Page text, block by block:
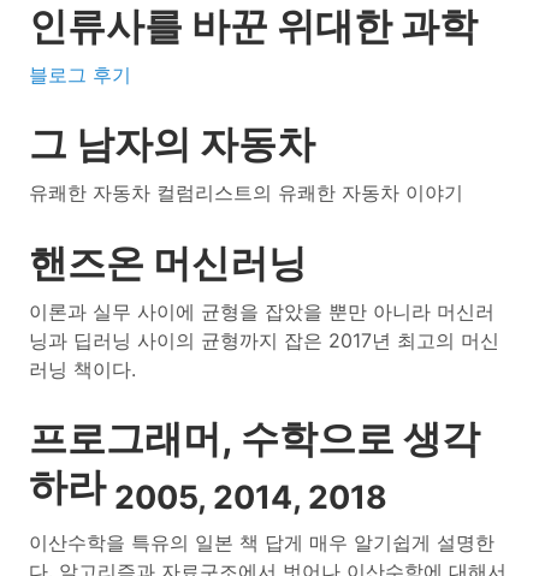
인류사를 바꾼 위대한 과학
블로그 후기
그 남자의 자동차
유쾌한 자동차 컬럼리스트의 유쾌한 자동차 이야기
핸즈온 머신러닝
이론과 실무 사이에 균형을 잡았을 뿐만 아니라 머신러
닝과 딥러닝 사이의 균형까지 잡은 2017년 최고의 머신
러닝 책이다.
프로그래머, 수학으로 생각
하라 2005, 2014, 2018
이산수학을 특유의 일본 책 답게 매우 알기쉽게 설명한
다. 알고리즘과 자료구조에서 벗어나 이산수학에 대해서